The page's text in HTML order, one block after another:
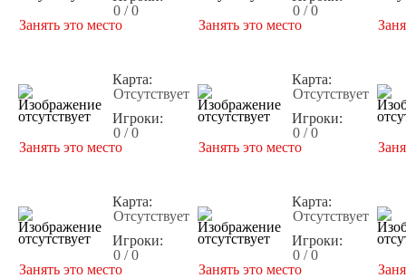
0 / 0
Занять это место
0 / 0
Занять это место
Карта:
Отсутствует
Игроки:
0 / 0
Занять это место
Карта:
Отсутствует
Игроки:
0 / 0
Занять это место
Карта:
Отсутствует
Игроки:
0 / 0
Занять это место
Карта:
Отсутствует
Игроки:
0 / 0
Занять это место